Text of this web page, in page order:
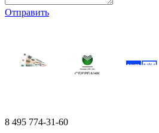
Отправить
8 495 774-31-60